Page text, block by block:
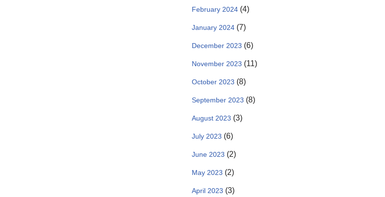
February 2024 (4)
January 2024 (7)
December 2023 (6)
November 2023 (11)
October 2023 (8)
September 2023 (8)
August 2023 (3)
July 2023 (6)
June 2023 (2)
May 2023 (2)
April 2023 (3)